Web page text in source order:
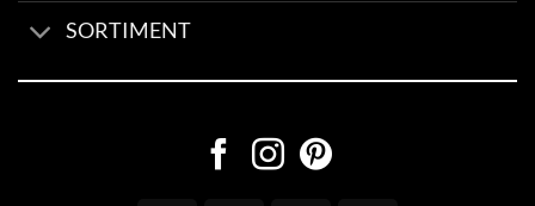
SORTIMENT